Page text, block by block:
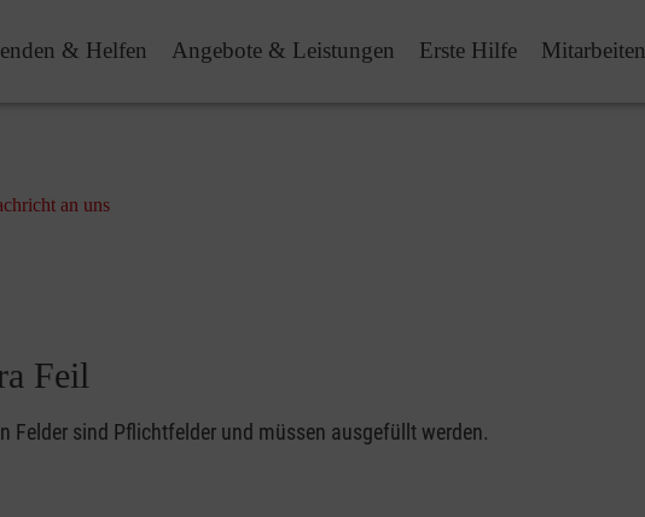
& Helfen Angebote & Leistungen Erste Hilfe Mitarbeiten
an uns
Feil
Felder sind Pflichtfelder und müssen ausgefüllt werden.